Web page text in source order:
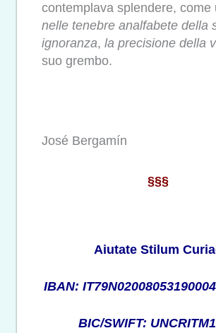
contemplava splendere, come
nelle tenebre analfabete della
ignoranza, la precisione della
suo grembo.
José Bergamín
§§§
Aiutate Stilum
IBAN:
BIC/SWIFT: